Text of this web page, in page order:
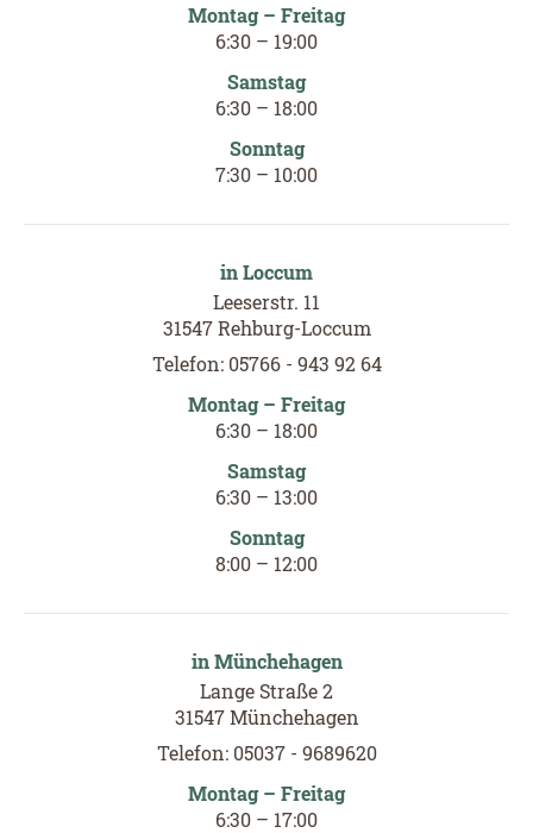
Montag – Freitag
6:30 – 19:00
Samstag
6:30 – 18:00
Sonntag
7:30 – 10:00
in Loccum
Leeserstr. 11
31547 Rehburg-Loccum
Telefon: 05766 - 943 92 64
Montag – Freitag
6:30 – 18:00
Samstag
6:30 – 13:00
Sonntag
8:00 – 12:00
in Münchehagen
Lange Straße 2
31547 Münchehagen
Telefon: 05037 - 9689620
Montag – Freitag
6:30 – 17:00